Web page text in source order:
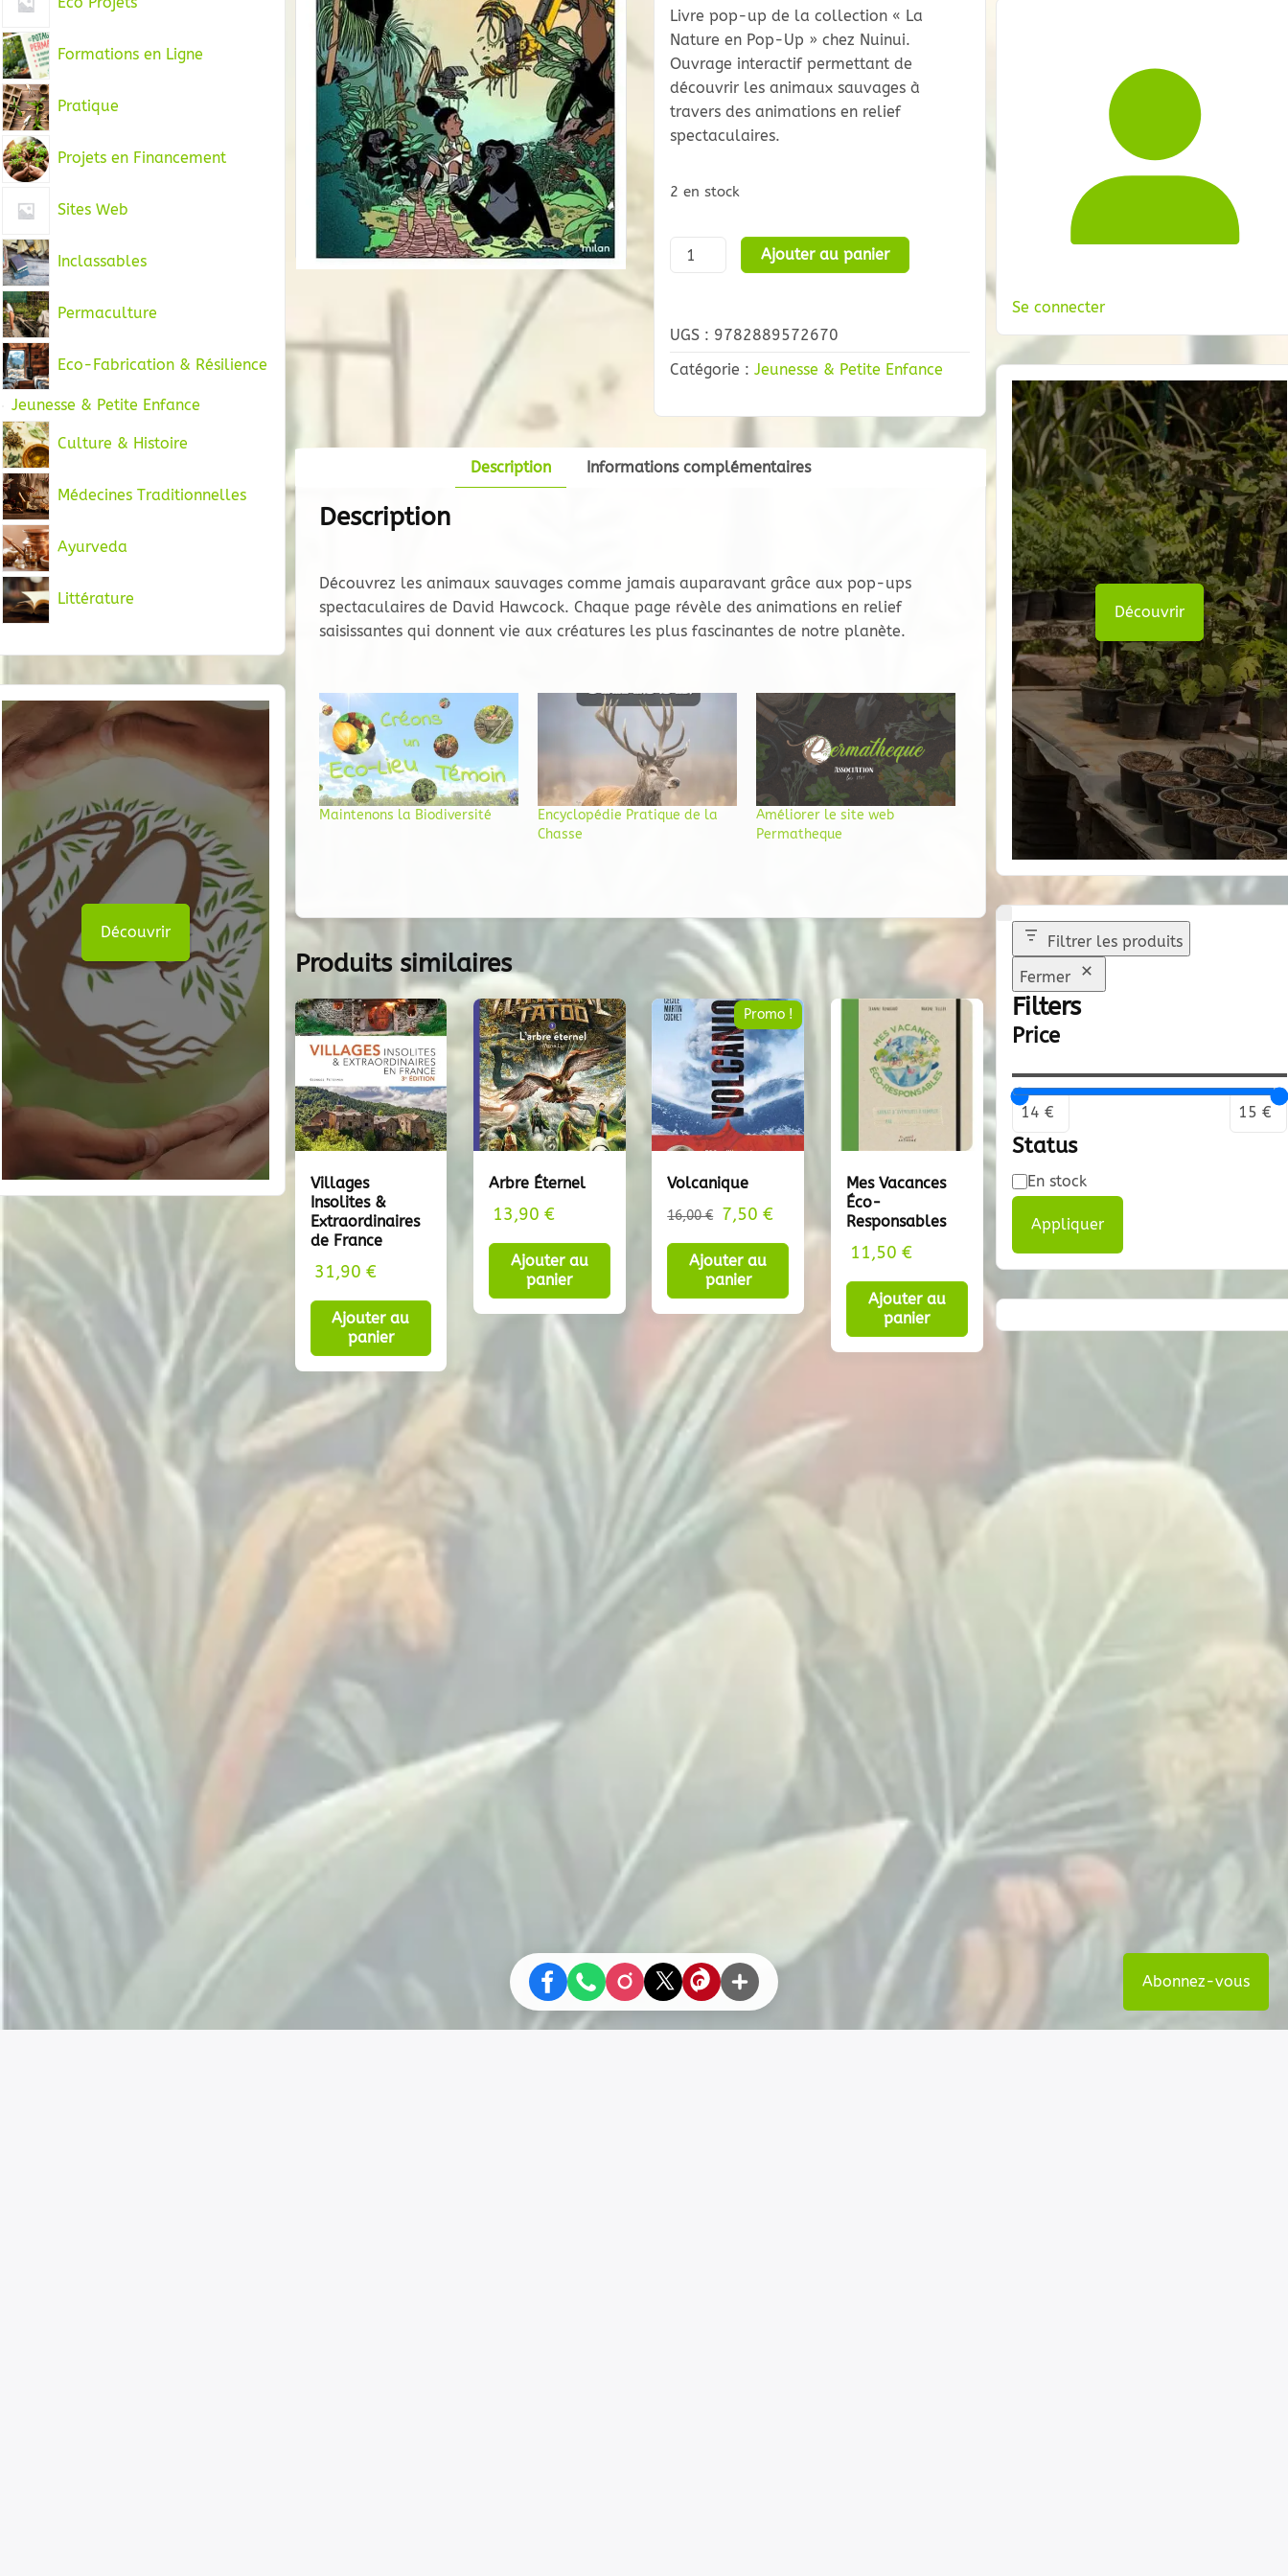
Formations en Ligne
Pratique
Projets en Financement
Sites Web
Inclassables
Permaculture
Eco-Fabrication & Résilience
Jeunesse & Petite Enfance
Culture & Histoire
Médecines Traditionnelles
Ayurveda
Littérature
Découvrir
Livre pop-up de la collection « La
Nature en Pop-Up » chez Nuinui.
Ouvrage interactif permettant de
découvrir les animaux sauvages à
travers des animations en relief
spectaculaires.
2 en stock
quantité
Ajouter au panier
UGS : 9782889572670
Catégorie :Jeunesse & Petite Enfance
Description Informations complémentaires
Description
Découvrez les animaux sauvages comme jamais auparavant grâce aux pop-ups
spectaculaires de David Hawcock. Chaque page révèle des animations en relief
saisissantes qui donnent vie aux créatures les plus fascinantes de notre planète.
Maintenons la Biodiversité
Encyclopédie Pratique de la
Chasse
Améliorer le site web
Permatheque
Produits similaires
Villages
Insolites &
Extraordinaires
de France
31,90 €
Ajouter au
panier
Arbre Éternel
13,90 €
Ajouter au
panier
Promo !
Volcanique
16,00€
Le
prix
initial
était :
16,00 €.
7,50€
prix
est :
Ajouter au
panier
Mes Vacances
Éco-
Responsables
11,50 €
Ajouter au
panier
Se connecter
Découvrir
Filtrer les produits
Fermer
Filters
Price
Status
Disponibilité
En stock
Appliquer
Abonnez-vous